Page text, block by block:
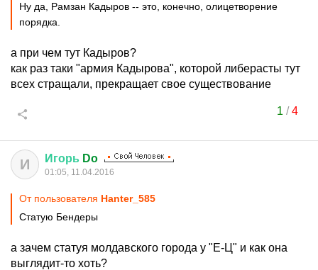
Ну да, Рамзан Кадыров -- это, конечно, олицетворение
порядка.
а при чем тут Кадыров?
как раз таки "армия Кадырова", которой либерасты тут
всех стращали, прекращает свое существование
1 /4
И Игорь Do
01:05, 11.04.2016
От пользователя Hanter_585
Статую Бендеры
а зачем статуя молдавского города у "Е-Ц" и как она
выглядит-то хоть?